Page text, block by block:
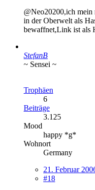
@Neo20200,ich
in der Oberwelt als
bewaffnet,Link ist als
StefanB
~ Sensei ~
Trophäen
6
Beiträge
3.125
Mood
happy *g*
Wohnort
Germany
21. Februar
#18